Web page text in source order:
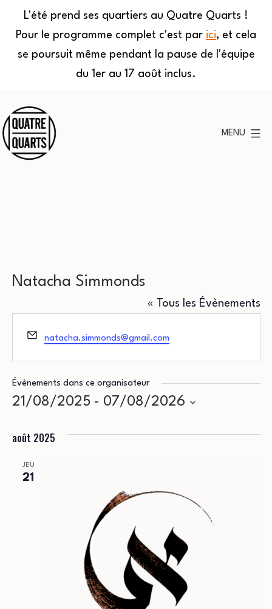
L'été prend ses quartiers au Quatre Quarts !
Pour le programme complet c'est par ici, et cela
se poursuit même pendant la pause de l'équipe
du 1er au 17 août inclus.
au
contenu
MENU
Natacha Simmonds
« Tous les Évènements
Email
natacha.simmonds@gmail.com
Évènements dans ce organisateur
21/08/2025 - 07/08/2026
une
août 2025
JEU
21